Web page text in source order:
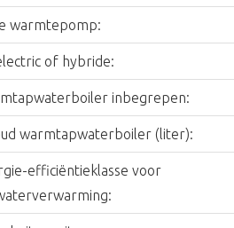
warmtepomp:
of hybride:
inbegrepen:
warmtapwaterboiler (liter):
efficiëntieklasse voor